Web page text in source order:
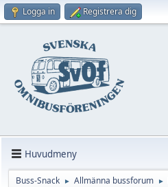
Logga in Registrera dig
Huvudmeny
Buss-Snack ► Allmänna bussforum ►